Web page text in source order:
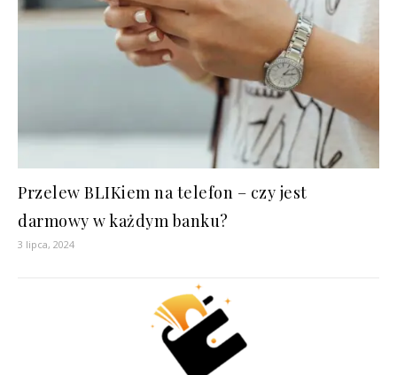
Przelew BLIKiem na telefon – czy jest
darmowy w każdym banku?
3 lipca, 2024